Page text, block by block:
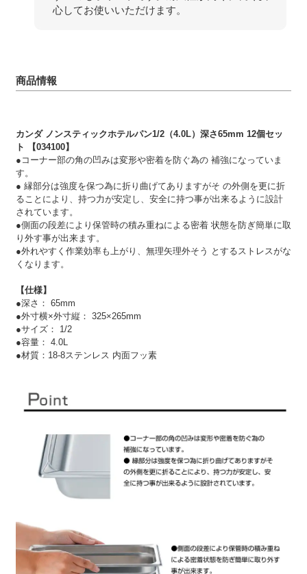
心してお使いいただけます。
商品情報
カンダ ノンスティックホテルパン1/2（4.0L）深さ65mm 12個セッ
ト 【034100】
●コーナー部の角の凹みは変形や密着を防ぐ為の 補強になっていま
す。
● 縁部分は強度を保つ為に折り曲げてありますがそ の外側を更に折
ることにより、持つ力が安定し、安全に持つ事が出来るように設計
されています。
●側面の段差により保管時の積み重ねによる密着 状態を防ぎ簡単に取
り外す事が出来ます。
●外れやすく作業効率も上がり、無理矢理外そう とするストレスがな
くなります。
【仕様】
●深さ： 65mm
●外寸横×外寸縦： 325×265mm
●サイズ： 1/2
●容量： 4.0L
●材質：18-8ステンレス 内面フッ素